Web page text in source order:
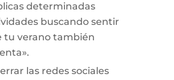
determinadas
buscando sentir
tu verano también
las redes sociales